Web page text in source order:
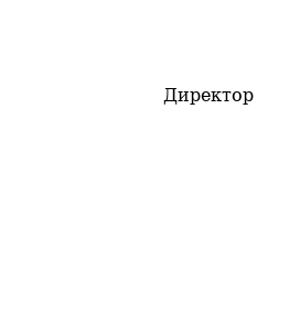
Директор